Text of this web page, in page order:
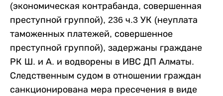
(экономическая контрабанда, совершенная
преступной группой), 236 ч.3 УК (неуплата
таможенных платежей, совершенное
преступной группой), задержаны граждане
РК Ш. и А. и водворены в ИВС ДП Алматы.
Следственным судом в отношении граждан
санкционирована мера пресечения в виде